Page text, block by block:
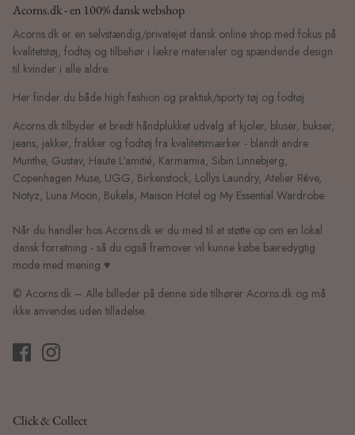
Acorns.dk - en 100% dansk webshop
Acorns.dk er en selvstændig/privatejet dansk online shop med fokus på
kvalitetstøj, fodtøj og tilbehør i lækre materialer og spændende design
til kvinder i alle aldre.
Her finder du både high fashion og praktisk/sporty tøj og fodtøj.
Acorns.dk tilbyder et bredt håndplukket udvalg af kjoler, bluser, bukser,
jeans, jakker, frakker og fodtøj fra kvalitetsmærker - blandt andre
Munthe, Gustav, Haute L'amitié, Karmamia, Sibin Linnebjerg,
Copenhagen Muse, UGG, Birkenstock, Lollys Laundry, Atelier Rêve,
Notyz, Luna Moon, Bukela, Maison Hotel og My Essential Wardrobe.
Når du handler hos Acorns.dk er du med til at støtte op om en lokal
dansk forretning - så du også fremover vil kunne købe bæredygtig
mode med mening ♥
© Acorns.dk – Alle billeder på denne side tilhører Acorns.dk og må
ikke anvendes uden tilladelse.
Click & Collect